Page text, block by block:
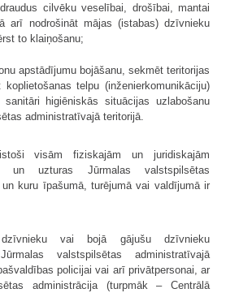
cilvēku veselībai, drošībai, mantai
arī nodrošināt mājas (istabas) dzīvnieku
to klaiņošanu;
apstādījumu bojāšanu, sekmēt teritorijas
telpu (inženierkomunikāciju)
sanitāri higiēniskās situācijas uzlabošanu
administratīvajā teritorijā.
visām fiziskajām un juridiskajām
uzturas Jūrmalas valstspilsētas
kuru īpašumā, turējumā vai valdījumā ir
vai bojā gājušu dzīvnieku
valstspilsētas administratīvajā
policijai vai arī privātpersonai, ar
administrācija (turpmāk – Centrālā